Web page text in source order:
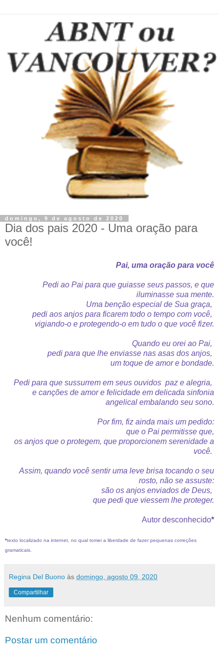
domingo, 9 de agosto de 2020
Dia dos pais 2020 - Uma oração para
você!
Pai, uma oração para você
Pedi ao Pai para que guiasse seus passos, e que
iluminasse sua mente.
Uma benção especial de Sua graça,
pedi aos anjos para ficarem todo o tempo com você,
vigiando-o e protegendo-o em tudo o que você fizer.
Quando eu orei ao Pai,
pedi para que lhe enviasse nas asas dos anjos,
um toque de amor e bondade.
Pedi para que sussurrem em seus ouvidos paz e alegria,
e canções de amor e felicidade em delicada sinfonia
angelical embalando seu sono.
Por fim, fiz ainda mais um pedido:
que o Pai permitisse que,
os anjos que o protegem, que proporcionem serenidade a
você.
Assim, quando você sentir uma leve brisa tocando o seu
rosto, não se assuste:
são os anjos enviados de Deus,
que pedi que viessem lhe proteger.
Autor desconhecido*
*texto localizado na internet, no qual tomei a liberdade de fazer pequenas correções
gramaticais.
Regina Del Buono às domingo, agosto 09, 2020
Compartilhar
Nenhum comentário:
Postar um comentário